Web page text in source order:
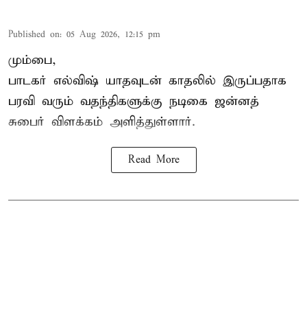
Published on: 05 Aug 2026, 12:15 pm
மும்பை,
பாடகர் எல்விஷ் யாதவுடன் காதலில் இருப்பதாக
பரவி வரும் வதந்திகளுக்கு நடிகை ஜன்னத்
சுபைர் விளக்கம் அளித்துள்ளார்.
Read More